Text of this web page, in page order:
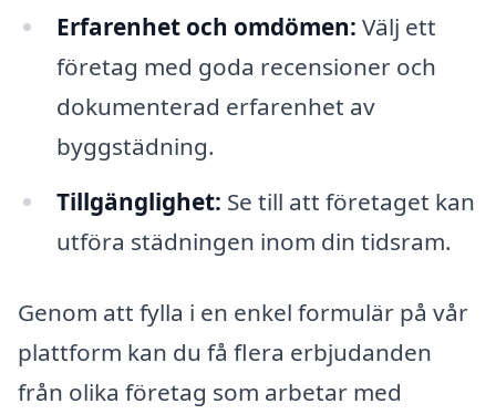
Erfarenhet och omdömen: Välj ett
företag med goda recensioner och
dokumenterad erfarenhet av
byggstädning.
Tillgänglighet: Se till att företaget kan
utföra städningen inom din tidsram.
Genom att fylla i en enkel formulär på vår
plattform kan du få flera erbjudanden
från olika företag som arbetar med